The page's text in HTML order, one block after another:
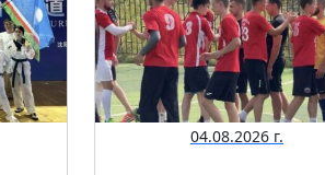
04.08.2026 г.